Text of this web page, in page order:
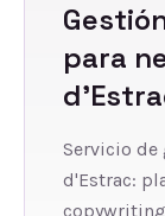
para
Servicio de
d'Estrac: